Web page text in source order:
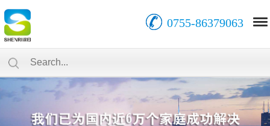
0755-86379063